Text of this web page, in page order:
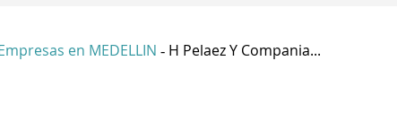
en MEDELLIN - H Pelaez Y Compania...